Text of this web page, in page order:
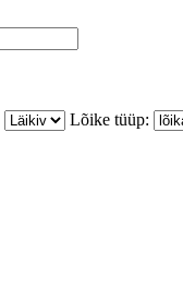
Lõike tüüp: